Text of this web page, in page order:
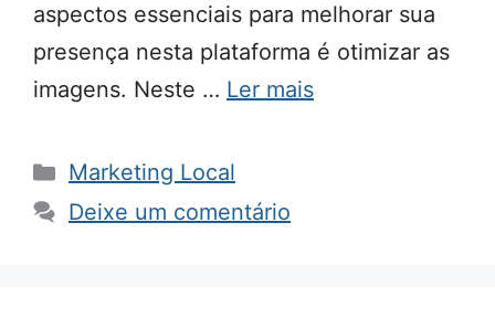
aspectos essenciais para melhorar sua
presença nesta plataforma é otimizar as
imagens. Neste … Ler mais
Categorias
Marketing Local
Deixe um comentário